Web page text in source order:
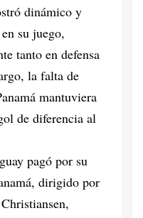
dinámico y
su juego,
tanto en defensa
la falta de
mantuviera
de diferencia al
pagó por su
dirigido por